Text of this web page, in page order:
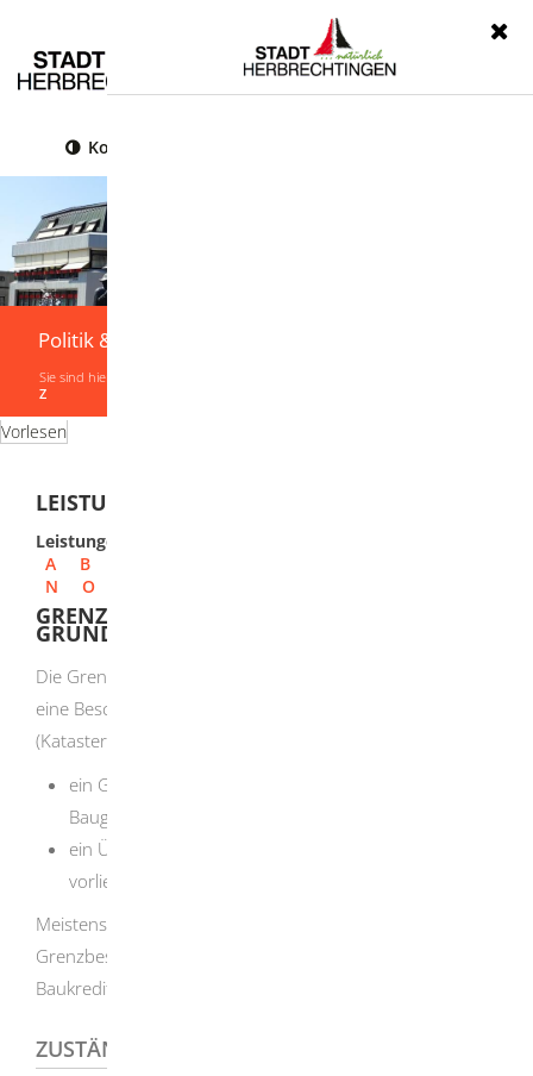
Kontrast
Politik & Verwaltung
Sie sind hier:
Z
Vorlesen
LEISTUNGEN VON A-Z
Leistungen
A
B
N
O
GRENZBESCHEINIGUNG FÜR EIN
GRUNDSTÜCK BEANTRAGEN
Die Grenzbescheinigung, auch "Grenzattest" genannt, ist
eine Bescheinigung der Vermessungsbehörde
(Katasteramt). Sie weist nach, dass
ein Gebäude innerhalb der Grenzen eines
Baugrundstücks liegt oder
ein Überbau auf ein angrenzendes Grundstück
vorliegt.
Meistens fordern Banken oder andere Kreditgeber
Grenzbescheinigungen für Gebäude, für die sie
Baukredite gewähren.
ZUSTÄNDIGE STELLE